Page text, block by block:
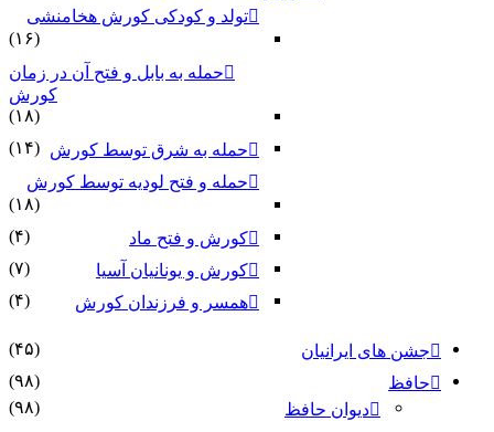
تولد و کودکی کورش هخامنشی
(۱۶)
حمله به بابل و فتح آن در زمان
کورش
(۱۸)
حمله به شرق توسط کورش (۱۴)
حمله و فتح لودیه توسط کورش
(۱۸)
کورش و فتح ماد
(۴)
کورش و یونانیان آسیا
(۷)
همسر و فرزندان کورش
(۴)
جشن های ایرانیان
(۴۵)
حافظ
(۹۸)
دیوان حافظ
(۹۸)